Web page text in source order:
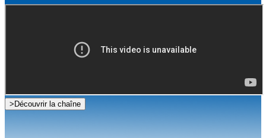
> Découvrir la chaîne